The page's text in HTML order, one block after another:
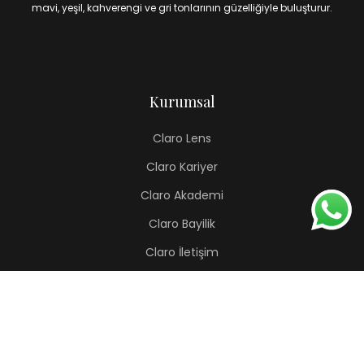
mavi, yeşil, kahverengi ve gri tonlarının güzelliğiyle buluşturur.
Kurumsal
Claro Lens
Claro Kariyer
Claro Akademi
Claro Bayilik
Claro İletişim